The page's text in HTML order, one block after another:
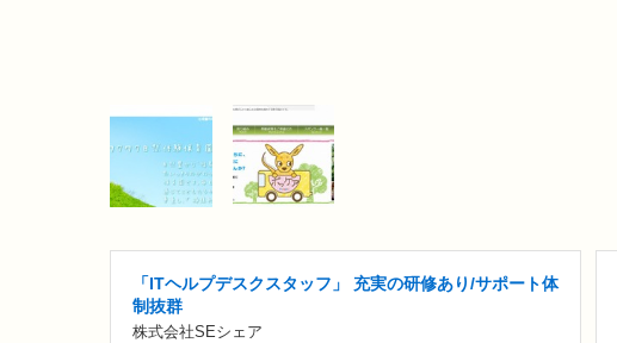
「ITヘルプデスクスタッフ」 充実の研修あり/サポート体
制抜群
株式会社SEシェア